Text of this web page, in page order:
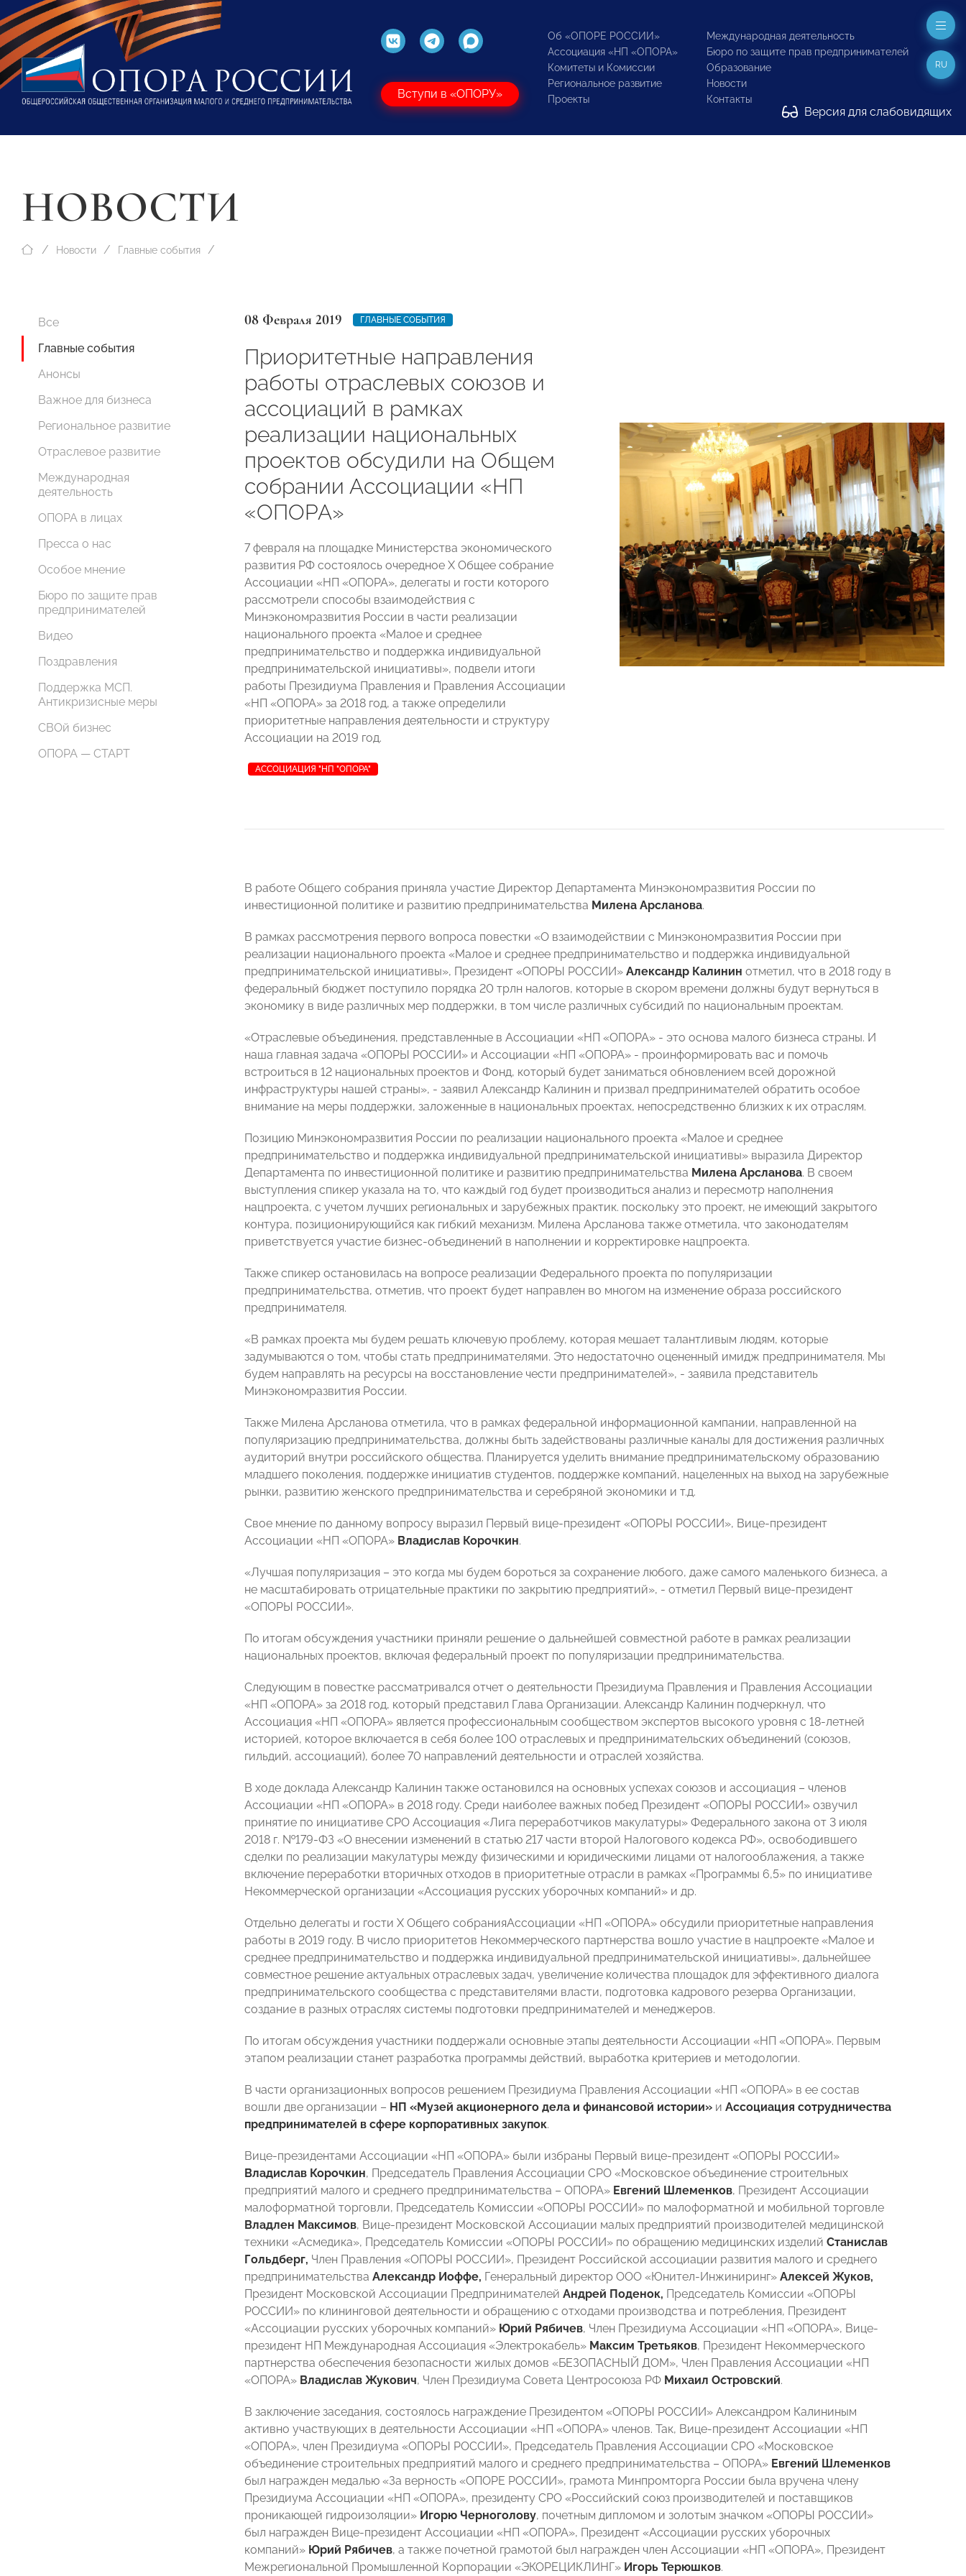
Вступи в «ОПОРУ»
Об «ОПОРЕ РОССИИ»
Ассоциация «НП «ОПОРА»
Комитеты и Комиссии
Региональное развитие
Проекты
Международная деятельность
Бюро по защите прав предпринимателей
Образование
Новости
Контакты
Версия для слабовидящих
RU
НОВОСТИ
Новости Главные события
Все
Главные события
Анонсы
Важное для бизнеса
Региональное развитие
Отраслевое развитие
Международная
деятельность
ОПОРА в лицах
Пресса о нас
Особое мнение
Бюро по защите прав
предпринимателей
Видео
Поздравления
Поддержка МСП.
Антикризисные меры
СВОй бизнес
ОПОРА — СТАРТ
08 Февраля 2019 ГЛАВНЫЕ СОБЫТИЯ
Приоритетные направления
работы отраслевых союзов и
ассоциаций в рамках
реализации национальных
проектов обсудили на Общем
собрании Ассоциации «НП
«ОПОРА»
7 февраля на площадке Министерства экономического
развития РФ состоялось очередное X Общее собрание
Ассоциации «НП «ОПОРА», делегаты и гости которого
рассмотрели способы взаимодействия с
Минэкономразвития России в части реализации
национального проекта «Малое и среднее
предпринимательство и поддержка индивидуальной
предпринимательской инициативы», подвели итоги
работы Президиума Правления и Правления Ассоциации
«НП «ОПОРА» за 2018 год, а также определили
приоритетные направления деятельности и структуру
Ассоциации на 2019 год.
АССОЦИАЦИЯ "НП "ОПОРА"
В работе Общего собрания приняла участие Директор Департамента Минэкономразвития России по
инвестиционной политике и развитию предпринимательства Милена Арсланова.
В рамках рассмотрения первого вопроса повестки «О взаимодействии с Минэкономразвития России при
реализации национального проекта «Малое и среднее предпринимательство и поддержка индивидуальной
предпринимательской инициативы», Президент «ОПОРЫ РОССИИ» Александр Калинин отметил, что в 2018 году в
федеральный бюджет поступило порядка 20 трлн налогов, которые в скором времени должны будут вернуться в
экономику в виде различных мер поддержки, в том числе различных субсидий по национальным проектам.
«Отраслевые объединения, представленные в Ассоциации «НП «ОПОРА» - это основа малого бизнеса страны. И
наша главная задача «ОПОРЫ РОССИИ» и Ассоциации «НП «ОПОРА» - проинформировать вас и помочь
встроиться в 12 национальных проектов и Фонд, который будет заниматься обновлением всей дорожной
инфраструктуры нашей страны», - заявил Александр Калинин и призвал предпринимателей обратить особое
внимание на меры поддержки, заложенные в национальных проектах, непосредственно близких к их отраслям.
Позицию Минэкономразвития России по реализации национального проекта «Малое и среднее
предпринимательство и поддержка индивидуальной предпринимательской инициативы» выразила Директор
Департамента по инвестиционной политике и развитию предпринимательства Милена Арсланова. В своем
выступления спикер указала на то, что каждый год будет производиться анализ и пересмотр наполнения
нацпроекта, с учетом лучших региональных и зарубежных практик. поскольку это проект, не имеющий закрытого
контура, позиционирующийся как гибкий механизм. Милена Арсланова также отметила, что законодателям
приветствуется участие бизнес-объединений в наполнении и корректировке нацпроекта.
Также спикер остановилась на вопросе реализации Федерального проекта по популяризации
предпринимательства, отметив, что проект будет направлен во многом на изменение образа российского
предпринимателя.
«В рамках проекта мы будем решать ключевую проблему, которая мешает талантливым людям, которые
задумываются о том, чтобы стать предпринимателями. Это недостаточно оцененный имидж предпринимателя. Мы
будем направлять на ресурсы на восстановление чести предпринимателей», - заявила представитель
Минэкономразвития России.
Также Милена Арсланова отметила, что в рамках федеральной информационной кампании, направленной на
популяризацию предпринимательства, должны быть задействованы различные каналы для достижения различных
аудиторий внутри российского общества. Планируется уделить внимание предпринимательскому образованию
младшего поколения, поддержке инициатив студентов, поддержке компаний, нацеленных на выход на зарубежные
рынки, развитию женского предпринимательства и серебряной экономики и т.д.
Свое мнение по данному вопросу выразил Первый вице-президент «ОПОРЫ РОССИИ», Вице-президент
Ассоциации «НП «ОПОРА» Владислав Корочкин.
«Лучшая популяризация – это когда мы будем бороться за сохранение любого, даже самого маленького бизнеса, а
не масштабировать отрицательные практики по закрытию предприятий», - отметил Первый вице-президент
«ОПОРЫ РОССИИ».
По итогам обсуждения участники приняли решение о дальнейшей совместной работе в рамках реализации
национальных проектов, включая федеральный проект по популяризации предпринимательства.
Следующим в повестке рассматривался отчет о деятельности Президиума Правления и Правления Ассоциации
«НП «ОПОРА» за 2018 год, который представил Глава Организации. Александр Калинин подчеркнул, что
Ассоциация «НП «ОПОРА» является профессиональным сообществом экспертов высокого уровня с 18-летней
историей, которое включается в себя более 100 отраслевых и предпринимательских объединений (союзов,
гильдий, ассоциаций), более 70 направлений деятельности и отраслей хозяйства.
В ходе доклада Александр Калинин также остановился на основных успехах союзов и ассоциация – членов
Ассоциации «НП «ОПОРА» в 2018 году. Среди наиболее важных побед Президент «ОПОРЫ РОССИИ» озвучил
принятие по инициативе СРО Ассоциация «Лига переработчиков макулатуры» Федерального закона от 3 июля
2018 г. №179-ФЗ «О внесении изменений в статью 217 части второй Налогового кодекса РФ», освободившего
сделки по реализации макулатуры между физическими и юридическими лицами от налогооблажения, а также
включение переработки вторичных отходов в приоритетные отрасли в рамках «Программы 6,5» по инициативе
Некоммерческой организации «Ассоциация русских уборочных компаний» и др.
Отдельно делегаты и гости X Общего собранияАссоциации «НП «ОПОРА» обсудили приоритетные направления
работы в 2019 году. В число приоритетов Некоммерческого партнерства вошло участие в нацпроекте «Малое и
среднее предпринимательство и поддержка индивидуальной предпринимательской инициативы», дальнейшее
совместное решение актуальных отраслевых задач, увеличение количества площадок для эффективного диалога
предпринимательского сообщества с представителями власти, подготовка кадрового резерва Организации,
создание в разных отраслях системы подготовки предпринимателей и менеджеров.
По итогам обсуждения участники поддержали основные этапы деятельности Ассоциации «НП «ОПОРА». Первым
этапом реализации станет разработка программы действий, выработка критериев и методологии.
В части организационных вопросов решением Президиума Правления Ассоциации «НП «ОПОРА» в ее состав
вошли две организации – НП «Музей акционерного дела и финансовой истории» и Ассоциация сотрудничества
предпринимателей в сфере корпоративных закупок.
Вице-президентами Ассоциации «НП «ОПОРА» были избраны Первый вице-президент «ОПОРЫ РОССИИ»
Владислав Корочкин, Председатель Правления Ассоциации СРО «Московское объединение строительных
предприятий малого и среднего предпринимательства – ОПОРА» Евгений Шлеменков, Президент Ассоциации
малоформатной торговли, Председатель Комиссии «ОПОРЫ РОССИИ» по малоформатной и мобильной торговле
Владлен Максимов, Вице-президент Московской Ассоциации малых предприятий производителей медицинской
техники «Асмедика», Председатель Комиссии «ОПОРЫ РОССИИ» по обращению медицинских изделий Станислав
Гольдберг, Член Правления «ОПОРЫ РОССИИ», Президент Российской ассоциации развития малого и среднего
предпринимательства Александр Иоффе, Генеральный директор ООО «Юнител-Инжиниринг» Алексей Жуков,
Президент Московской Ассоциации Предпринимателей Андрей Поденок, Председатель Комиссии «ОПОРЫ
РОССИИ» по клининговой деятельности и обращению с отходами производства и потребления, Президент
«Ассоциации русских уборочных компаний» Юрий Рябичев, Член Президиума Ассоциации «НП «ОПОРА», Вице-
президент НП Международная Ассоциация «Электрокабель» Максим Третьяков, Президент Некоммерческого
партнерства обеспечения безопасности жилых домов «БЕЗОПАСНЫЙ ДОМ», Член Правления Ассоциации «НП
«ОПОРА» Владислав Жукович, Член Президиума Совета Центросоюза РФ Михаил Островский.
В заключение заседания, состоялось награждение Президентом «ОПОРЫ РОССИИ» Александром Калининым
активно участвующих в деятельности Ассоциации «НП «ОПОРА» членов. Так, Вице-президент Ассоциации «НП
«ОПОРА», член Президиума «ОПОРЫ РОССИИ», Председатель Правления Ассоциации СРО «Московское
объединение строительных предприятий малого и среднего предпринимательства – ОПОРА» Евгений Шлеменков
был награжден медалью «За верность «ОПОРЕ РОССИИ», грамота Минпромторга России была вручена члену
Президиума Ассоциации «НП «ОПОРА», президенту СРО «Российский союз производителей и поставщиков
проникающей гидроизоляции» Игорю Черноголову, почетным дипломом и золотым значком «ОПОРЫ РОССИИ»
был награжден Вице-президент Ассоциации «НП «ОПОРА», Президент «Ассоциации русских уборочных
компаний» Юрий Рябичев, а также почетной грамотой был награжден член Ассоциации «НП «ОПОРА», Президент
Межрегиональной Промышленной Корпорации «ЭКОРЕЦИКЛИНГ» Игорь Терюшков.